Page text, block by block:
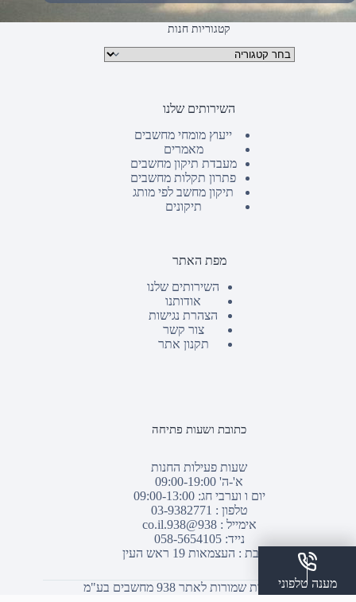
קטגוריות חנות
קטגוריות מוצרים
השירותים שלנו
ייעוץ מומחי מחשבים
מאמרים
מעבדת תיקון מחשבים
פתרון תקלות מחשבים
תיקון מחשב לפי מותג
תיקונים
מפת האתר
השירותים שלנו
אודותנו
הצהרת נגישות
צור קשר
תקנון אתר
כתובת ושעות פתיחה
שעות פעילות החנות
א'-ה' 09:00-19:00
יום ו וערבי חג: 09:00-13:00
טלפון : 03-9382771
אימייל :938@938.co.il
נייד: 058-5654105
כתובת : העצמאות 19 ראש העין
© כל הזכויות שמורות לאתר 938 מחשבים בע"מ
מענה טלפוני